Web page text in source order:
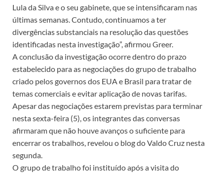
Lula da Silva e o seu gabinete, que se intensificaram nas
últimas semanas. Contudo, continuamos a ter
divergências substanciais na resolução das questões
identificadas nesta investigação”, afirmou Greer.
A conclusão da investigação ocorre dentro do prazo
estabelecido para as negociações do grupo de trabalho
criado pelos governos dos EUA e Brasil para tratar de
temas comerciais e evitar aplicação de novas tarifas.
Apesar das negociações estarem previstas para terminar
nesta sexta-feira (5), os integrantes das conversas
afirmaram que não houve avanços o suficiente para
encerrar os trabalhos, revelou o blog do Valdo Cruz nesta
segunda.
O grupo de trabalho foi instituído após a visita do